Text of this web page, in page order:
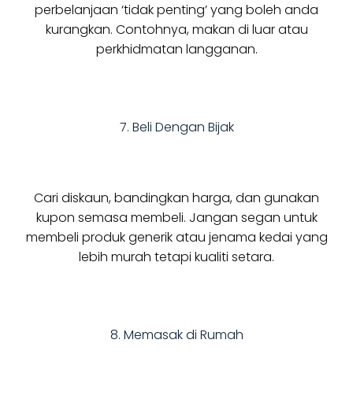
perbelanjaan ‘tidak penting’ yang boleh anda
kurangkan. Contohnya, makan di luar atau
perkhidmatan langganan.
7. Beli Dengan Bijak
Cari diskaun, bandingkan harga, dan gunakan
kupon semasa membeli. Jangan segan untuk
membeli produk generik atau jenama kedai yang
lebih murah tetapi kualiti setara.
8. Memasak di Rumah